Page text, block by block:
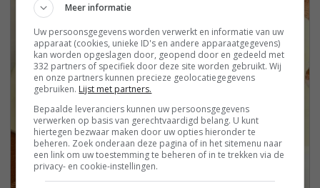
Meer informatie
Uw persoonsgegevens worden verwerkt en informatie van uw
apparaat (cookies, unieke ID's en andere apparaatgegevens)
kan worden opgeslagen door, geopend door en gedeeld met
332 partners of specifiek door deze site worden gebruikt. Wij
en onze partners kunnen precieze geolocatiegegevens
gebruiken. Lijst met partners.
Bepaalde leveranciers kunnen uw persoonsgegevens
verwerken op basis van gerechtvaardigd belang. U kunt
hiertegen bezwaar maken door uw opties hieronder te
beheren. Zoek onderaan deze pagina of in het sitemenu naar
een link om uw toestemming te beheren of in te trekken via de
privacy- en cookie-instellingen.